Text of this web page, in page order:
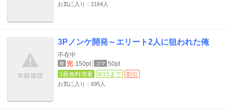
お気に入り：2164人
3Pノンケ開発～エリート2人に狙われた俺
不在中
巻 完 150pt コマ 50pt
3冊無料増量
8/15まで 割引
お気に入り：695人